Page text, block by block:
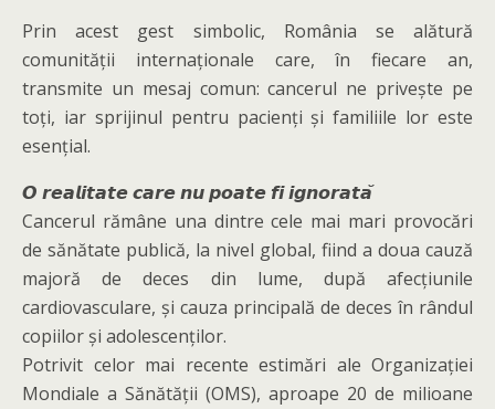
Prin acest gest simbolic, România se alătură
comunității internaționale care, în fiecare an,
transmite un mesaj comun: cancerul ne privește pe
toți, iar sprijinul pentru pacienți și familiile lor este
esențial.
𝙊 𝙧𝙚𝙖𝙡𝙞𝙩𝙖𝙩𝙚 𝙘𝙖𝙧𝙚 𝙣𝙪 𝙥𝙤𝙖𝙩𝙚 𝙛𝙞 𝙞𝙜𝙣𝙤𝙧𝙖𝙩𝙖̆
Cancerul rămâne una dintre cele mai mari provocări
de sănătate publică, la nivel global, fiind a doua cauză
majoră de deces din lume, după afecțiunile
cardiovasculare, și cauza principală de deces în rândul
copiilor și adolescenților.
Potrivit celor mai recente estimări ale Organizației
Mondiale a Sănătății (OMS), aproape 20 de milioane